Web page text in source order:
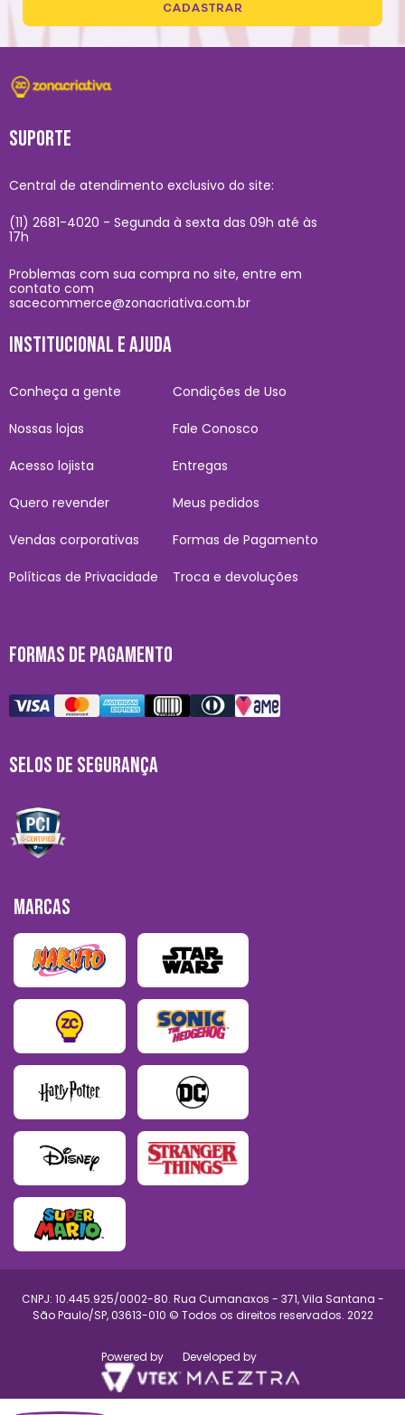
CADASTRAR
SUPORTE
Central de atendimento exclusivo do site:
(11) 2681-4020 - Segunda à sexta das 09h até às
17h
Problemas com sua compra no site, entre em
contato com
sacecommerce@zonacriativa.com.br
INSTITUCIONAL E AJUDA
Conheça a gente
Nossas lojas
Acesso lojista
Quero revender
Vendas corporativas
Políticas de Privacidade
Condições de Uso
Fale Conosco
Entregas
Meus pedidos
Formas de Pagamento
Troca e devoluções
FORMAS DE PAGAMENTO
SELOS DE SEGURANÇA
MARCAS
CNPJ: 10.445.925/0002-80. Rua Cumanaxos - 371, Vila Santana -
São Paulo/SP, 03613-010 © Todos os direitos reservados. 2022
Powered by Developed by